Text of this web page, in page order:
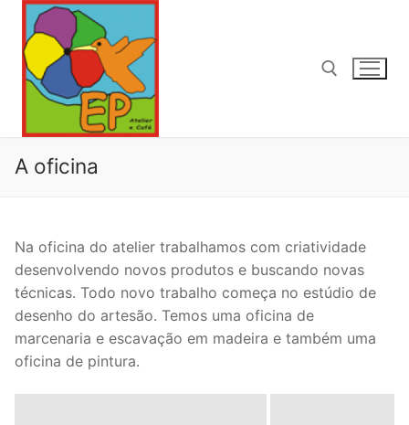
Pular
para
conteúdo
A oficina
Na oficina do atelier trabalhamos com criatividade
desenvolvendo novos produtos e buscando novas
técnicas. Todo novo trabalho começa no estúdio de
desenho do artesão. Temos uma oficina de
marcenaria e escavação em madeira e também uma
oficina de pintura.